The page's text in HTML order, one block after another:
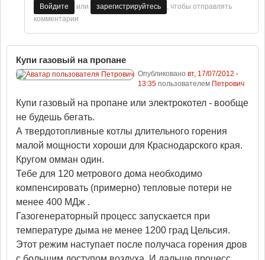
Войдите или зарегистрируйтесь
, чтобы отправлять
комментарии
Купи газовый на пропане
Опубликовано вт, 17/07/2012 -
13:35пользователем Петрович
Купи газовый на пропане или электрокотел - вообще
не будешь бегать.
А твердотопливные котлы длительного горения
малой мощности хороши для Краснодарского края.
Кругом омман один.
Тебе для 120 метрового дома необходимо
компенсировать (примерно) тепловые потери не
менее 400 МДж .
Газогенераторный процесс запускается при
температуре дыма не менее 1200 град Цельсия.
Этот режим наступает после получаса горения дров